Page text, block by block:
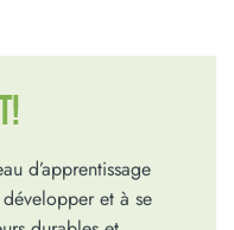
d’apprentissage
et à se